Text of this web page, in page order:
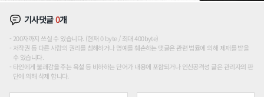
기사댓글0개
200자까지 쓰실 수 있습니다. (현재 0 byte / 최대 400byte)
저작권 등 다른 사람의 권리를 침해하거나 명예를 훼손하는 댓글은 관련 법률에 의해 제재를 받을
수 있습니다.
타인에게 불쾌감을 주는 욕설 등 비하하는 단어가 내용에 포함되거나 인신공격성 글은 관리자의 판
단에 의해 삭제 합니다.